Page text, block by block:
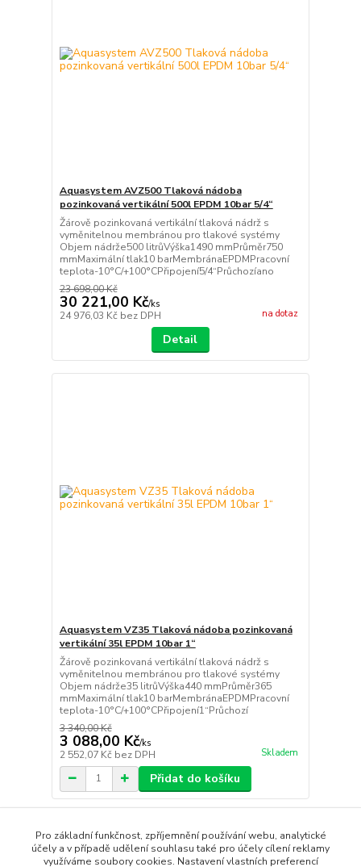
Aquasystem AVZ500 Tlaková nádoba
pozinkovaná vertikální 500l EPDM 10bar 5/4“
Žárově pozinkovaná vertikální tlaková nádrž s
vyměnitelnou membránou pro tlakové systémy
Objem nádrže500 litrůVýška1490 mmPrůměr750
mmMaximální tlak10 barMembránaEPDMPracovní
teplota-10°C/+100°CPřipojení5/4“Průchozíano
23 698,00 Kč
30 221,00 Kč/ks
24 976,03 Kč bez DPH na dotaz
Detail
Aquasystem VZ35 Tlaková nádoba pozinkovaná
vertikální 35l EPDM 10bar 1“
Žárově pozinkovaná vertikální tlaková nádrž s
vyměnitelnou membránou pro tlakové systémy
Objem nádrže35 litrůVýška440 mmPrůměr365
mmMaximální tlak10 barMembránaEPDMPracovní
teplota-10°C/+100°CPřipojení1“Průchozí
3 340,00 Kč
3 088,00 Kč/ks
2 552,07 Kč bez DPH Skladem
Přidat do košíku
strana z 1
Pro základní funkčnost, zpříjemnění používání webu, analytické
účely a v případě udělení souhlasu také pro účely cílení reklamy
využíváme soubory cookies. Nastavení vlastních preferencí